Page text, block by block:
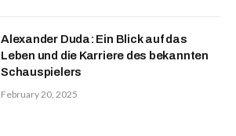
Alexander Duda: Ein Blick auf das
Leben und die Karriere des bekannten
Schauspielers
February 20, 2025